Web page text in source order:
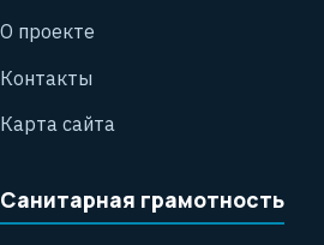
О проекте
Контакты
Карта сайта
Санитарная грамотность